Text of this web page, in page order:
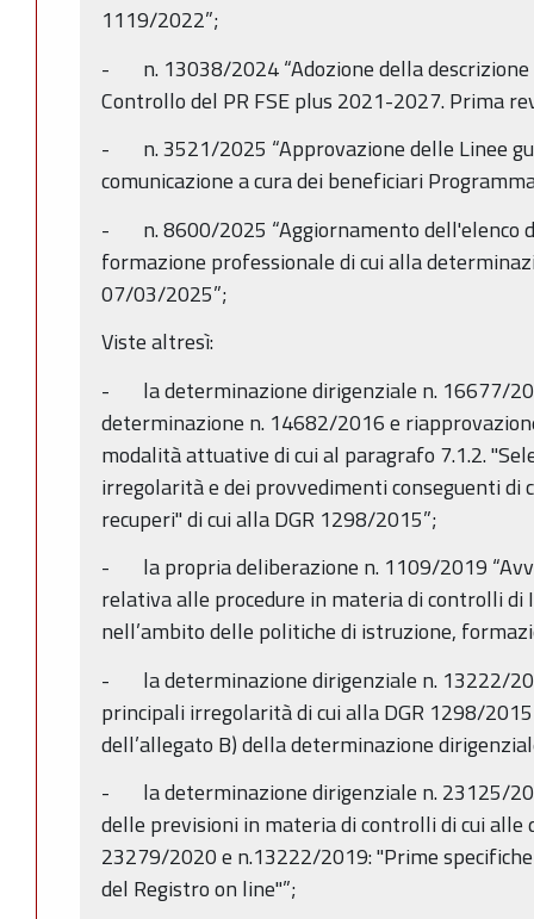
1119/2022”;
- n. 13038/2024 “Adozione della descrizione
Controllo del PR FSE plus 2021-2027. Prima
- n. 3521/2025 “Approvazione delle Linee
comunicazione a cura dei beneficiari
- n. 8600/2025 “Aggiornamento dell'elenco
formazione professionale di cui alla
07/03/2025”;
Viste altresì:
- la determinazione dirigenziale n. 16677/
determinazione n. 14682/2016 e
modalità attuative di cui al paragrafo 7.1.2.
irregolarità e dei provvedimenti conseguenti
recuperi" di cui alla DGR 1298/2015”;
- la propria deliberazione n. 1109/2019
relativa alle procedure in materia di controlli
nell’ambito delle politiche di istruzione,
- la determinazione dirigenziale n. 13222/
principali irregolarità di cui alla DGR 1298/
dell’allegato B) della determinazione
- la determinazione dirigenziale n. 23125/
delle previsioni in materia di controlli di cui
23279/2020 e n.13222/2019: "Prime
del Registro on line"”;